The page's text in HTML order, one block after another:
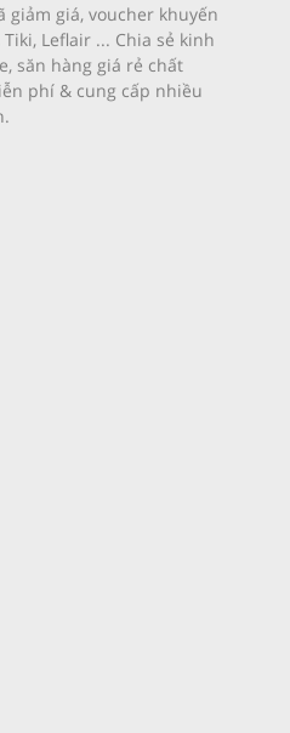
giảm giá, voucher khuyến
Leflair ... Chia sẻ kinh
săn hàng giá rẻ chất
phí & cung cấp nhiều